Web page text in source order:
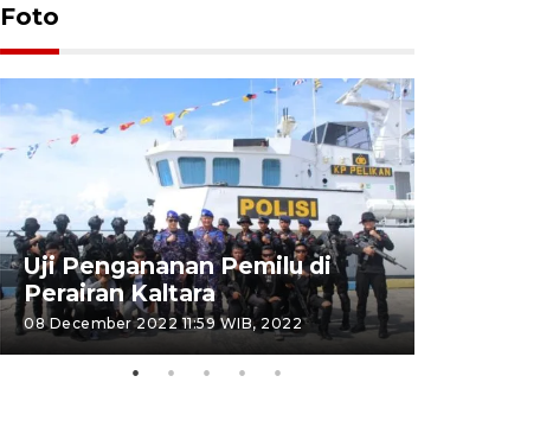
Foto
Uji Pengananan Pemilu di
Perairan Kaltara
08 December 2022 11:59 WIB, 2022